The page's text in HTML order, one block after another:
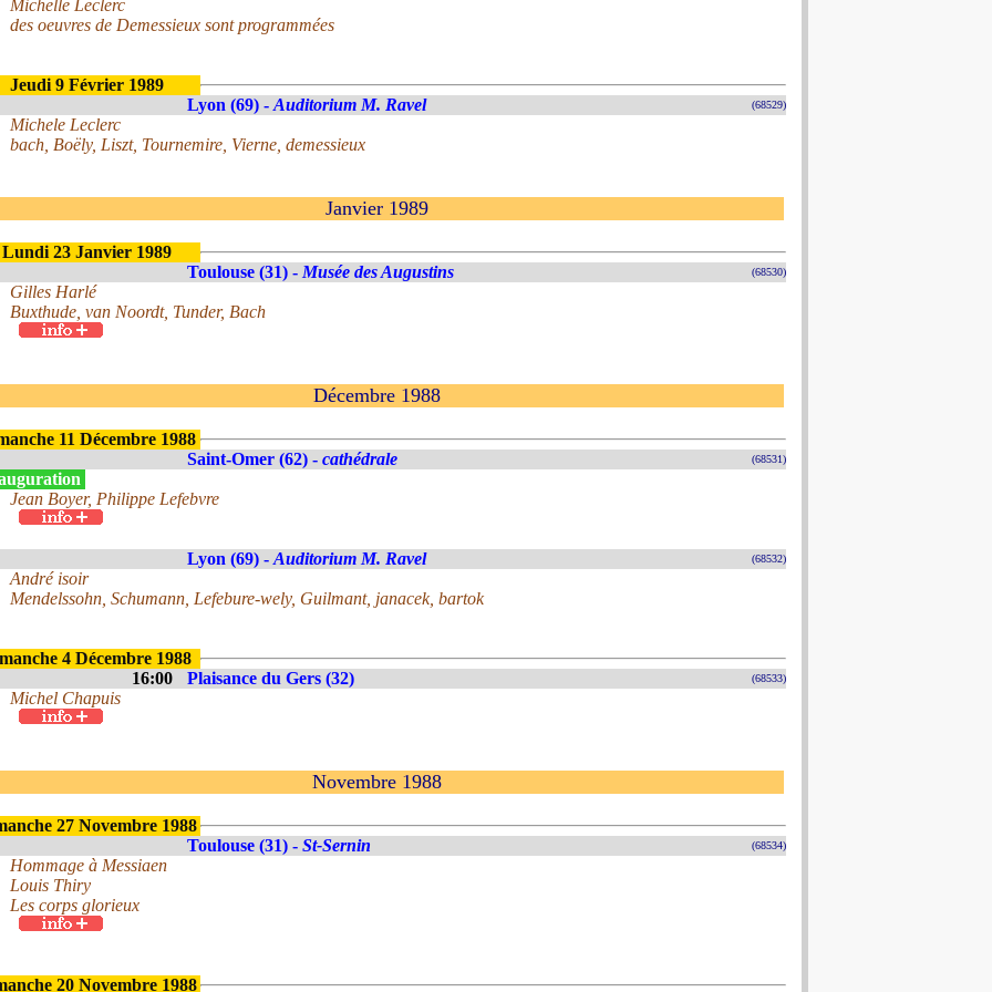
Michelle Leclerc
des oeuvres de Demessieux sont programmées
Jeudi 9 Février 1989
Lyon (69) - Auditorium M. Ravel (68529)
Michele Leclerc
bach, Boëly, Liszt, Tournemire, Vierne, demessieux
Janvier 1989
Lundi 23 Janvier 1989
Toulouse (31) - Musée des Augustins (68530)
Gilles Harlé
Buxthude, van Noordt, Tunder, Bach
Décembre 1988
11 Décembre 1988
Saint-Omer (62) - cathédrale (68531)
Jean Boyer, Philippe Lefebvre
Lyon (69) - Auditorium M. Ravel (68532)
André isoir
Mendelssohn, Schumann, Lefebure-wely, Guilmant, janacek, bartok
4 Décembre 1988
16:00
Plaisance du Gers (32) (68533)
Michel Chapuis
Novembre 1988
27 Novembre 1988
Toulouse (31) - St-Sernin (68534)
Hommage à Messiaen
Louis Thiry
Les corps glorieux
20 Novembre 1988